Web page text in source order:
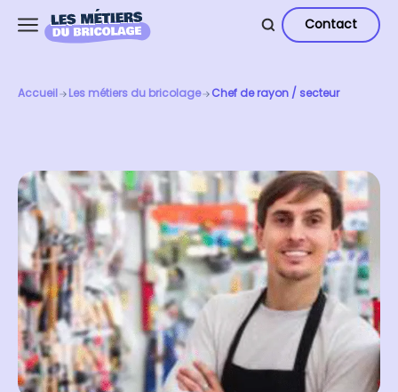
Contact
Accueil Les métiers du bricolage Chef de rayon / secteur